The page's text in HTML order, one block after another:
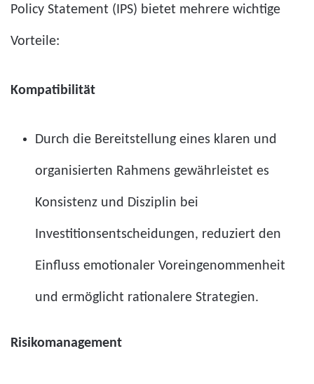
Policy Statement (IPS) bietet mehrere wichtige
Vorteile:
Kompatibilität
Durch die Bereitstellung eines klaren und
organisierten Rahmens gewährleistet es
Konsistenz und Disziplin bei
Investitionsentscheidungen, reduziert den
Einfluss emotionaler Voreingenommenheit
und ermöglicht rationalere Strategien.
Risikomanagement